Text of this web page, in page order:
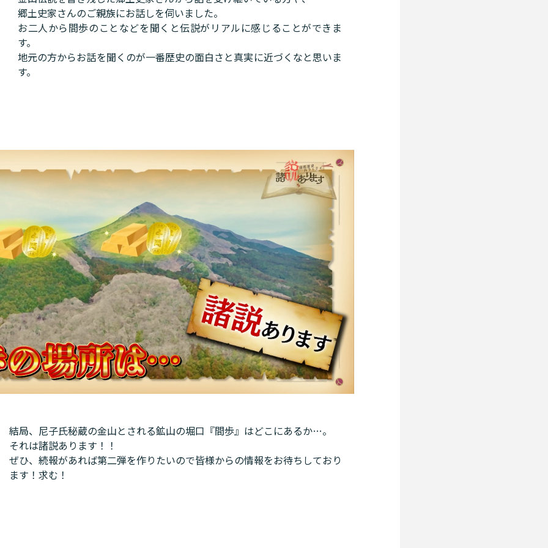
郷土史家さんのご親族にお話しを伺いました。
お二人から間歩のことなどを聞くと伝説がリアルに感じることができま
す。
地元の方からお話を聞くのが一番歴史の面白さと真実に近づくなと思いま
す。
結局、尼子氏秘蔵の金山とされる鉱山の堀口『間歩』はどこにあるか…。
それは諸説あります！！
ぜひ、続報があれば第二弾を作りたいので皆様からの情報をお待ちしており
ます！求む！